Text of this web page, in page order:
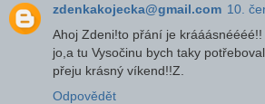
zdenkakojecka@gmail.com 10.
Ahoj Zdeni!to přání je krááásnéééé!!
jo,a tu Vysočinu bych taky
přeju krásný víkend!!Z.
Odpovědět